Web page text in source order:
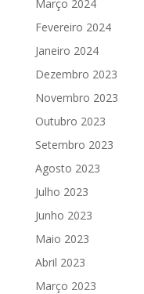
Março 2024
Fevereiro 2024
Janeiro 2024
Dezembro 2023
Novembro 2023
Outubro 2023
Setembro 2023
Agosto 2023
Julho 2023
Junho 2023
Maio 2023
Abril 2023
Março 2023